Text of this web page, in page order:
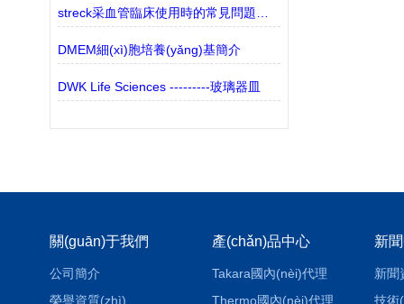
DMEM細(xì)胞培養(yǎng)基簡介
DWK Life Sciences ---------玻璃器皿
關(guān)于我們
公司簡介
榮譽資質(zhì)
產(chǎn)品中心
Takara國內(nèi)代理
Thermo國內(nèi)代理
新
新聞
技術